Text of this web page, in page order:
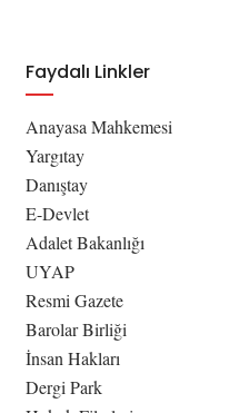
Faydalı Linkler
Anayasa Mahkemesi
Yargıtay
Danıştay
E-Devlet
Adalet Bakanlığı
UYAP
Resmi Gazete
Barolar Birliği
İnsan Hakları
Dergi Park